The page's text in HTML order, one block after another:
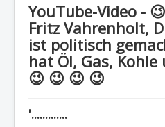
H A U P T M E N Ü
EUREGIO - Inhalte
KULTUR
WISSEN - aktuell
Region - BBSifi
YouTube-Video -
Fritz Vahrenholt,
ist politisch
hat Öl, Gas,
😉 😉 😉 😉
'.............